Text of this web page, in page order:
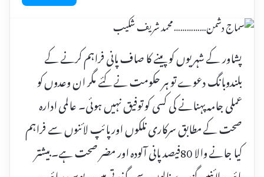
پشاور کے شہریوں کو پینے کا صاف پانی فراہم کرنے کے
بلندوبانگ دعوے تو ہر حکومت نے کئے مگر ان وعدوں کو
عملی جامہ پہنانے کی کسی کو توفیق نہیں ہوئی۔ عالمی ادارہ
صحت کے مطابق سرکاری نلکوں اور پائپ لائنوں سے فراہم
کیا جانے والا 80فیصد پانی آلودہ اور مضر صحت ہے۔ بیشتر